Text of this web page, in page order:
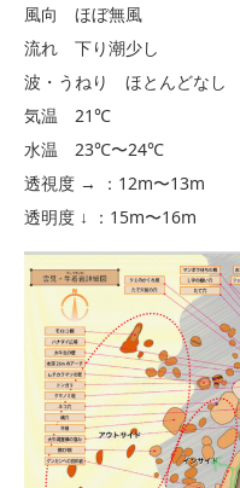
風向 ほぼ無風
流れ 下り潮少し
波・うねり ほとんどなし
気温 21℃
水温 23℃〜24℃
透視度 → ：12m〜13m
透明度 ↓ ：15m〜16m